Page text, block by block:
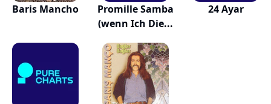
Baris Mancho
Promille Samba
(wenn Ich Die...
24 Ayar